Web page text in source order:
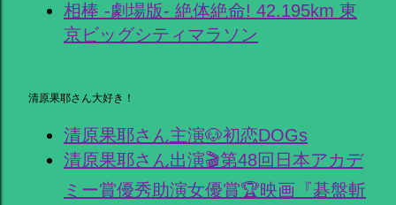
相棒 -劇場版- 絶体絶命! 42.195km 東
京ビッグシティマラソン
清原果耶さん大好き！
清原果耶さん主演🐶初恋DOGs
清原果耶さん出演🎬第48回日本アカデ
ミー賞優秀助演女優賞🏆映画『碁盤斬